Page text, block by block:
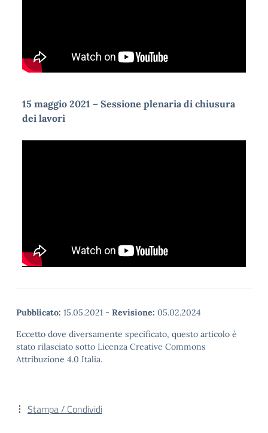
15 maggio 2021 – Sessione plenaria di chiusura
dei lavori
Pubblicato: 15.05.2021 - Revisione: 05.02.2024
Eccetto dove diversamente specificato, questo articolo è
stato rilasciato sotto Licenza Creative Commons
Attribuzione 4.0 Italia.
Stampa / Condividi